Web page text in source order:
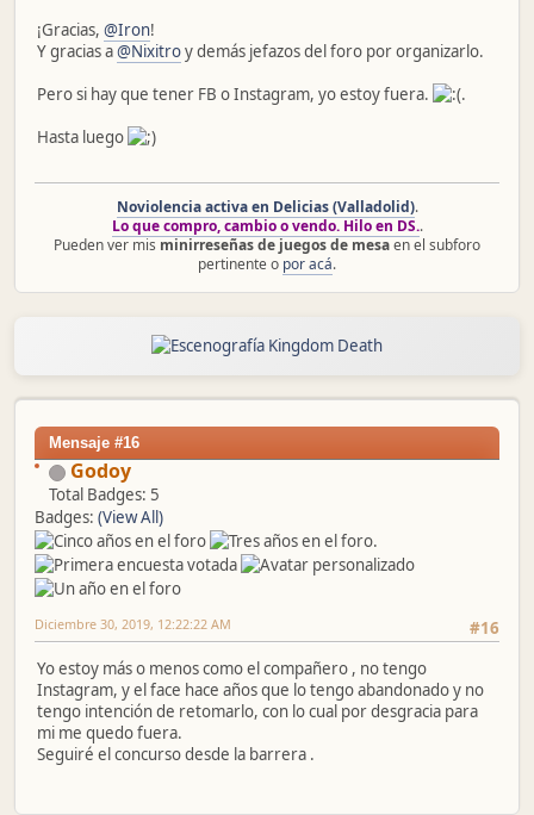
¡Gracias, @Iron!
Y gracias a@Nixitroy demás jefazos del foro por organizarlo.
Pero si hay que tener FB o Instagram, yo estoy fuera.
.
Hasta luego
Noviolencia activa en Delicias (Valladolid).
Lo que compro, cambio o vendo. Hilo en DS..
Pueden ver mis minirreseñas de juegos de mesaen el subforo
pertinente o por acá.
Mensaje #16
Godoy
Total Badges: 5
Badges: (View All)
#16
Diciembre 30, 2019, 12:22:22 AM
Yo estoy más o menos como el compañero , no tengo
Instagram, y el face hace años que lo tengo abandonado y no
tengo intención de retomarlo, con lo cual por desgracia para
mi me quedo fuera.
Seguiré el concurso desde la barrera .